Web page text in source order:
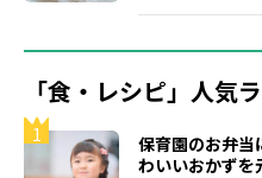
「食・レシピ」人気
1
保育園のお弁当
わいいおかずを